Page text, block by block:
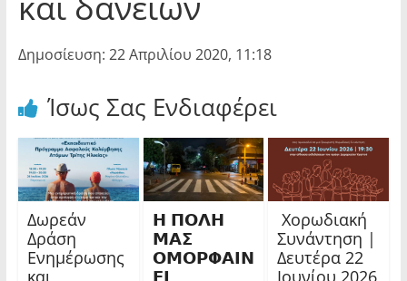
Δημοσίευση: 22 Απριλίου 2020, 11:18
Ίσως Σας Ενδιαφέρει
Δωρεάν
Δράση
Ενημέρωσης
και
𝝜 𝝥𝝤𝝠𝝜
𝝡𝝖𝝨
𝝤𝝡𝝤𝝦𝝫𝝖𝝞𝝢
𝝚𝝞
Χορωδιακή
Συνάντηση |
Δευτέρα 22
Ιουνίου 2026